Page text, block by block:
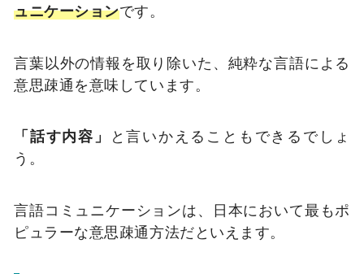
ュニケーションです。
言葉以外の情報を取り除いた、純粋な言語による
意思疎通を意味しています。
「話す内容」
と言いかえることもできるでしょ
う。
言語コミュニケーションは、日本において最もポ
ピュラーな意思疎通方法だといえます。